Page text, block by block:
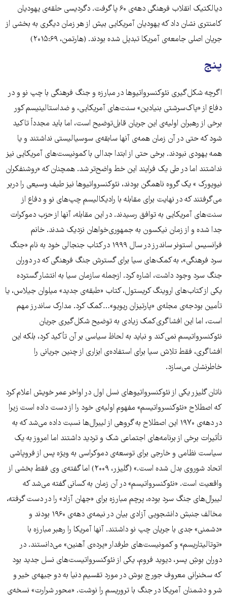
دیالکتیک انقلاب فرهنگی دهه‌ی ۶۰ پا گرفت. دگردیسی حلقه‌ی یهودیان
کامنتری نشان داد که یهودیان آمریکایی بیش از هر زمان دیگری به بخشی از
جریان اصلی جامعه‌ی آمریکا تبدیل شده بودند. (هارتمن، ۲۰۱۵:۶۹)
پنج
اگرچه شکل‌گیری نئوکنسرواتیوها در مبارزه و جنگ فرهنگی با چپ ‌نو و در
دفاع از «پاک‌سرشتی بنیادین» سنت‌های آمریکایی، و ضداستالینیسم کور
برخی از رهبران اولیه‌ی این جریان قابل‌توضیح است، اما باید مجدداً تاکید
شود که حتی در آن زمان همه‌ی آنها سابقه‌ی سوسیالیستی نداشتند و یا
همه یهودی نبودند. برخی حتی از ابتدا جدالی با کمونیست‌های آمریکایی نیز
نداشتند اما در طی یک فرایند این خط واضح‌تر شد. همچنان که «روشنفکران
نیویورک » یک گروه ناهمگن بودند، نئوکنسرواتیوها نیز طیف وسیعی را دربر
می‌گرفتند که در نهایت برای مقابله با رادیکالیسم چپ‌های نو و دفاع از
سنت‌های آمریکایی به توافق رسیدند. در این مقابله، آنها از حزب دموکرات
جدا شده و از زمان نیکسون به جمهوری‌خواهان نزدیک شدند. خانم
فرانسیس استونر ساندرز در سال ۱۹۹۹ در کتاب جنجالی خود به نام «جنگ
سرد فرهنگی»، به کمک‌های سیا برای گسترش جنگ فرهنگی که در دوران
جنگ سرد وجود داشت، اشاره کرد. ازجمله سازمان سیا به انتشار گسترده
یکی از کتاب‌های اروینگ کریستول، کتاب «طبقه‌ی جدید» میلوان جیلاس، یا
تأمین بودجه‌ی مجله‌ی «پارتیزان ریویو»…کمک کرد. مدارک ساندرز مهم
است، اما این افشاگری‌کمک زیادی به توضیح شکل‌گیری جریان‌
نئوکنسرواتیسم نمی‌کند و نباید به لحاظ سیاسی بر آن تأکید کرد، بلکه این
افشاگری، فقط تلاش سیا برای استفاده‌ی ابزاری از چنین جریانی را
خاطرنشان می‌سازد.
ناتان گلیزر یکی از نئوکنسرواتیوهای نسل اول در اواخر عمر خویش اعلام کرد
که اصطلاح «نئوکنسرواتیسم» مفهوم اولیه‌ی خود را از دست داده است زیرا
در دهه‌ی ۱۹۷۰ این اصطلاح به گروهی از لیبرال‌‌ها نسبت داده می‌شد که به
تأثیرات برخی از برنامه‌های اجتماعی شک و تردید داشتند اما امروز به یک
سیاست نظامی و خارجی برای توسعه‌ی دموکراسی به ویژه پس از فروپاشی
اتحاد شوروی بدل شده است.» (گلیزر، ۲۰۰۹) اما گفته‌ی وی فقط بخشی از
واقعیت است. «نئوکنسرواتیسم» در آن زمان به کسانی گفته می‌شد که
لیبرال‌های جنگ سرد بوده، پرچم مبارزه برای «جهان آزاد» را در دست گرفته،
مخالف جنبش دانشجویی آزادی بیان در نیمه‌ی دهه‌ی ۱۹۶۰ بودند و
«دشمنی» جدی با جریان چپ‌ نو داشتند. آنها آمریکا را رهبر مبارزه با
«توتالیتاریسم» و کمونیست‌های طرفدار «پرده‌ی آهنین» می‌دانستند. در
دوران بوشِ پسر، دیوید فروم، یکی از نئوکنسرواتیست‌های نسل جدید بود
که سخنرانی معروف جورج بوش در مورد تقسیم دنیا به دو جبهه‌ی خیر و
شر و دشمنان آمریکا در جنگ با تروریسم را نوشت. «محور شرارت» نسخه‌ی